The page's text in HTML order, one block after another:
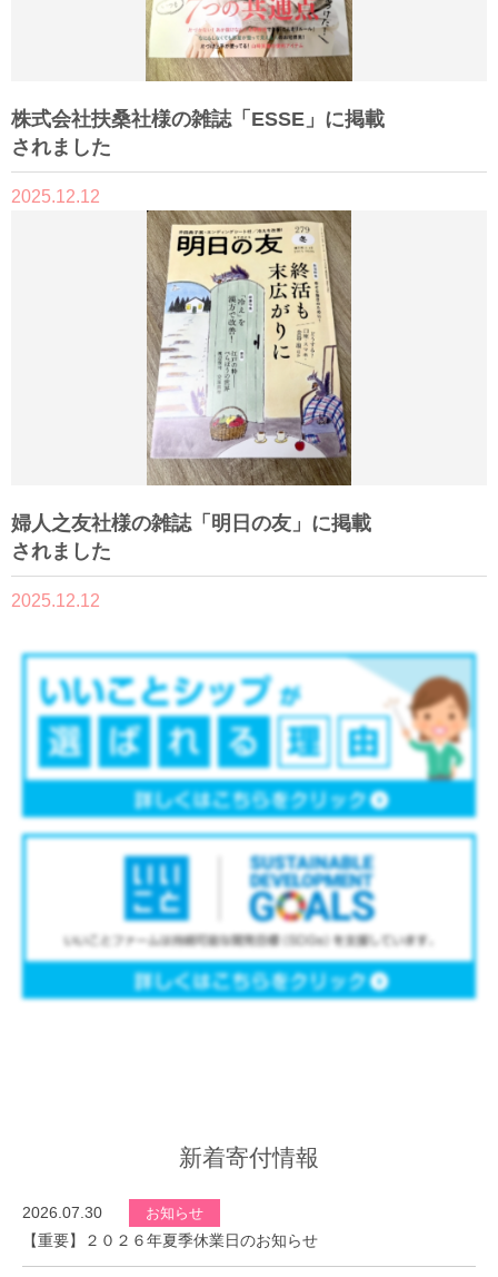
株式会社扶桑社様の雑誌「ESSE」に掲載
されました
2025.12.12
婦人之友社様の雑誌「明日の友」に掲載
されました
2025.12.12
新着寄付情報
2026.07.30 お知らせ
【重要】２０２６年夏季休業日のお知らせ